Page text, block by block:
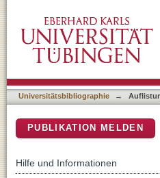
Universitätsbibliographie →
PUBLIKATION MELDEN
Hilfe und Informationen